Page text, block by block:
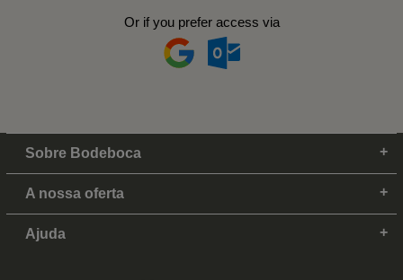
Or if you prefer access via
Sobre Bodeboca
A nossa oferta
Ajuda